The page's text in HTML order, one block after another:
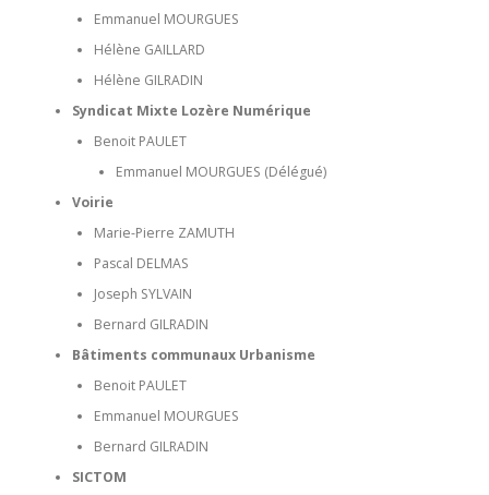
Emmanuel MOURGUES
Hélène GAILLARD
Hélène GILRADIN
Syndicat Mixte Lozère Numérique
Benoit PAULET
Emmanuel MOURGUES (Délégué)
Voirie
Marie-Pierre ZAMUTH
Pascal DELMAS
Joseph SYLVAIN
Bernard GILRADIN
Bâtiments communaux Urbanisme
Benoit PAULET
Emmanuel MOURGUES
Bernard GILRADIN
SICTOM